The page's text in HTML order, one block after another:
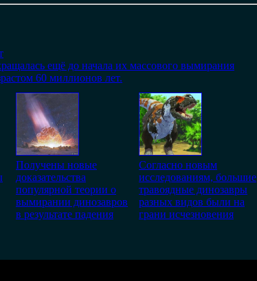
ещё до начала их массового вымирания
60 миллионов лет.
Получены новые
доказательства
популярной теории о
вымирании динозавров
в результате падения
Согласно новым
исследованиям, большие
травоядные динозавры
разных видов были на
грани исчезновения